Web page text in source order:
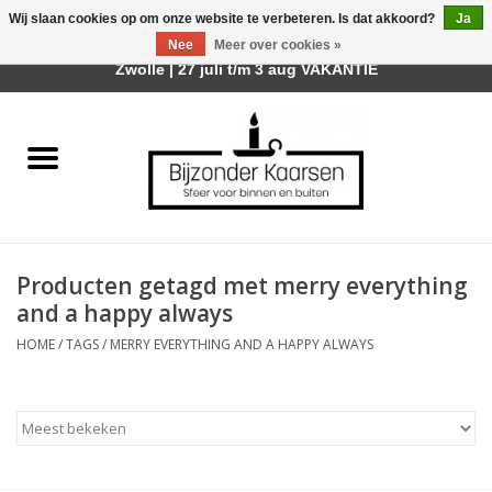
Räder Design Stories
Geurkaarsen
Tafelhaarden
Producten getagd met merry everything
and a happy always
HOME/TAGS/ MERRY EVERYTHING AND A HAPPY ALWAYS
Wij slaan cookies op om onze website te verbeteren. Is dat akkoord?
Ja
Nee
Meer over cookies »
Afhalen is mogelijk bij mijn winkel Trotz | Belvederelaan 107
Zwolle | 27 juli t/m 3 aug VAKANTIE